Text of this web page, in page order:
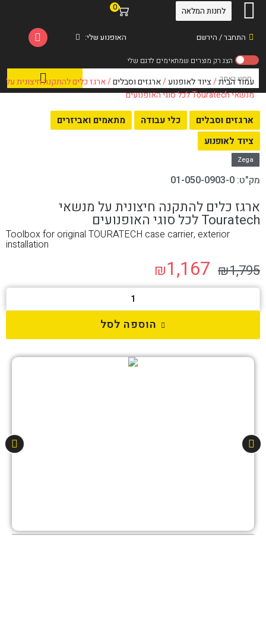
התחבר / הירשם
0
האופנוע שלי:
לחנות המלאה
עמוד הבית/ציוד לאופנוע/ארגזים וסבלים/ ארגז כלים להתקנה חיצונית על
מנשאי Touratech לכל סוגי האופנועים
ארגזים וסבלים כלי עבודה
מתאמים ואביזרים
ציוד לאופנוע
Zega
מק"ט: 01-050-0903-0
ארגז כלים להתקנה חיצונית על מנשאי
Touratech לכל סוגי האופנועים
Toolbox for original TOURATECH case carrier, exterior
installation
₪1,795
₪1,167
הוספה לסל